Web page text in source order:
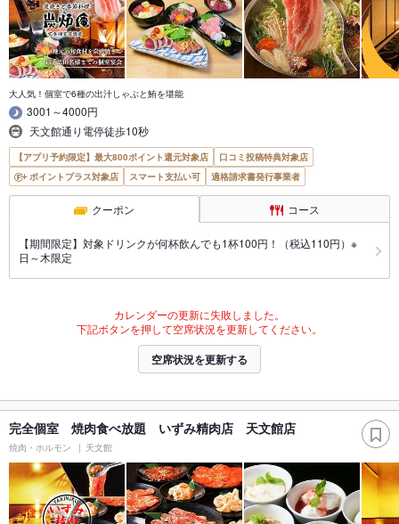
大人気！個室で6種の出汁しゃぶと鮪を堪能
3001～4000円
天文館通り電停徒歩10秒
【アプリ予約限定】最大800ポイント還元対象店
口コミ投稿特典対象店
ポイントプラス対象店
スマート支払い可 適格請求書発行事業者
クーポン コース
【期間限定】対象ドリンクが何杯飲んでも1杯100円！（税込110円）※
日～木限定
カレンダーの更新に失敗しました。
下記ボタンを押して空席状況を更新してください。
空席状況を更新する
完全個室 焼肉食べ放題 いずみ精肉店 天文館店
焼肉・ホルモン 天文館